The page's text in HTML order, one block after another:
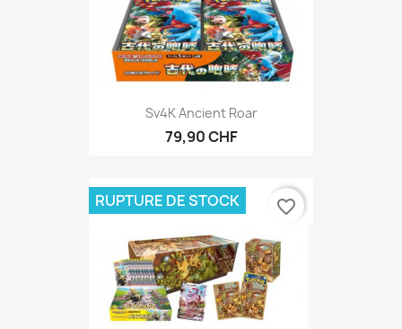
Sv4K Ancient Roar
79,90 CHF
RUPTURE DE STOCK favorite_border